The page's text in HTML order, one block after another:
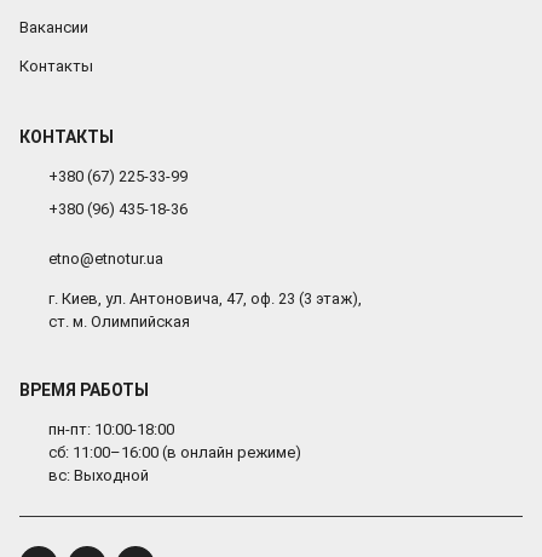
Вакансии
Контакты
КОНТАКТЫ
+380 (67) 225-33-99
+380 (96) 435-18-36
etno@etnotur.ua
г. Киев, ул. Антоновича, 47, оф. 23 (3 этаж),
ст. м. Олимпийская
ВРЕМЯ РАБОТЫ
пн-пт: 10:00-18:00
сб: 11:00–16:00 (в онлайн режиме)
вс: Выходной